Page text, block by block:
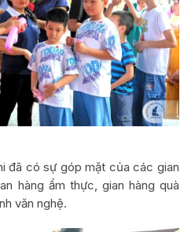
đã có sự góp mặt của các gian
hàng ẩm thực, gian hàng quà
văn nghệ.